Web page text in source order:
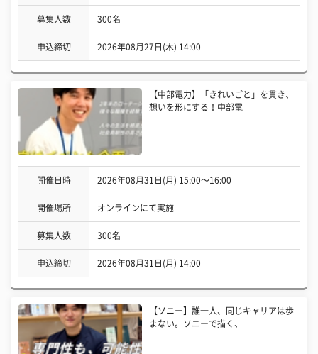
募集人数 300名
申込締切 2026年08月27日(木) 14:00
【中部電力】「きれいごと」を貫き、
想いを形にする！中部電
開催日時 2026年08月31日(月) 15:00〜16:00
開催場所 オンラインにて実施
募集人数 300名
申込締切 2026年08月31日(月) 14:00
【ソニー】誰一人、同じキャリアは歩
まない。ソニーで描く、